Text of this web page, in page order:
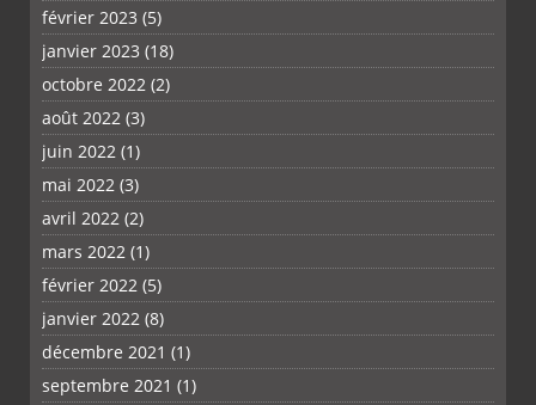
février 2023 (5)
janvier 2023 (18)
octobre 2022 (2)
août 2022 (3)
juin 2022 (1)
mai 2022 (3)
avril 2022 (2)
mars 2022 (1)
février 2022 (5)
janvier 2022 (8)
décembre 2021 (1)
septembre 2021 (1)